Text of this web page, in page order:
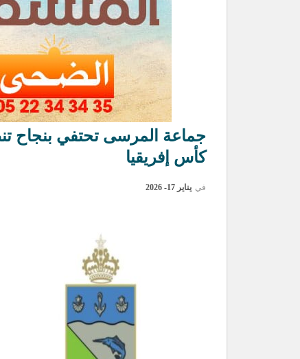
كأس إفريقيا
في يناير 17- 2026